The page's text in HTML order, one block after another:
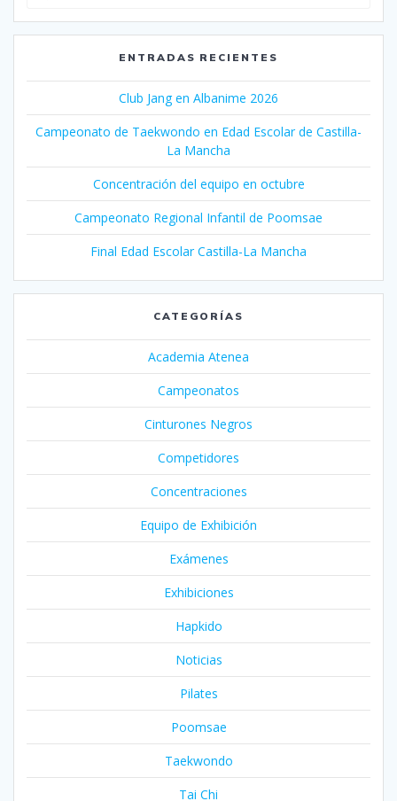
ENTRADAS RECIENTES
Club Jang en Albanime 2026
Campeonato de Taekwondo en Edad Escolar de Castilla-
La Mancha
Concentración del equipo en octubre
Campeonato Regional Infantil de Poomsae
Final Edad Escolar Castilla-La Mancha
CATEGORÍAS
Academia Atenea
Campeonatos
Cinturones Negros
Competidores
Concentraciones
Equipo de Exhibición
Exámenes
Exhibiciones
Hapkido
Noticias
Pilates
Poomsae
Taekwondo
Tai Chi